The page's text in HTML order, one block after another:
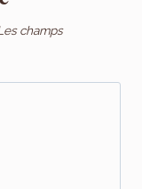
champs